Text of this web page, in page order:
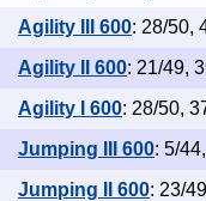
Agility III 600: 28/50,
Agility II 600: 21/49,
Agility I 600: 28/50,
Jumping III 600: 5/
Jumping II 600: 23/